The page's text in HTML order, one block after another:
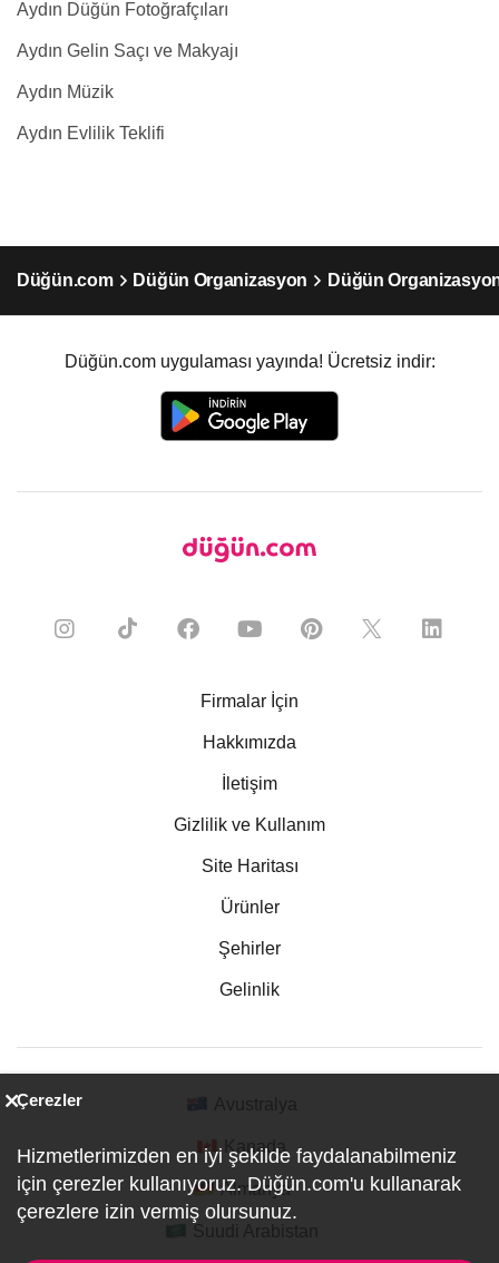
Aydın Düğün Fotoğrafçıları
Aydın Gelin Saçı ve Makyajı
Aydın Müzik
Aydın Evlilik Teklifi
Düğün.com Düğün Organizasyon Düğün
Düğün.com uygulaması yayında! Ücretsiz indir:
Firmalar İçin
Hakkımızda
İletişim
Gizlilik ve Kullanım
Site Haritası
Ürünler
Şehirler
Gelinlik
Kanada
Almanya
Çerezler
Hizmetlerimizden en iyi şekilde faydalanabilmeniz
için çerezler kullanıyoruz. Düğün.com'u kullanarak
çerezlere izin vermiş olursunuz.